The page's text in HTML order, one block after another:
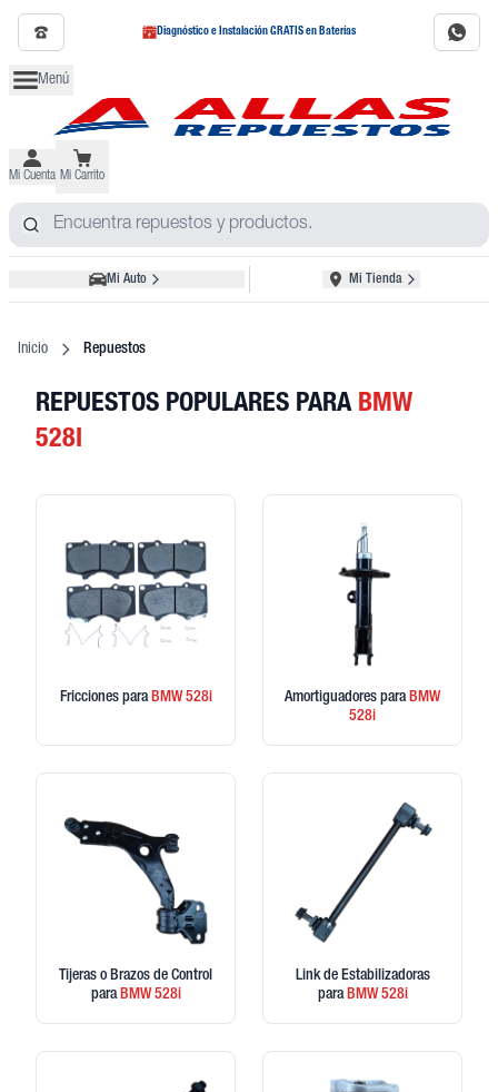
Diagnóstico e Instalación GRATIS en Baterías
Menú
Mi Cuenta Mi Carrito
Mi Auto Mi Tienda
Inicio Repuestos
REPUESTOS POPULARES PARA BMW
528I
Fricciones paraBMW528i Amortiguadores paraBMW
528i
Tijeras o Brazos de Control
paraBMW528i
Link de Estabilizadoras
paraBMW528i